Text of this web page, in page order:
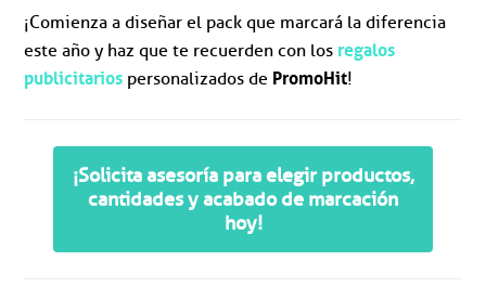
¡Comienza a diseñar el pack que marcará la diferencia
este año y haz que te recuerden con los regalos
publicitarios personalizados de PromoHit!
¡Solicita asesoría para elegir productos,
cantidades y acabado de marcación
hoy!